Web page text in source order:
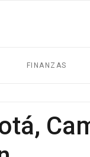
FINANZAS